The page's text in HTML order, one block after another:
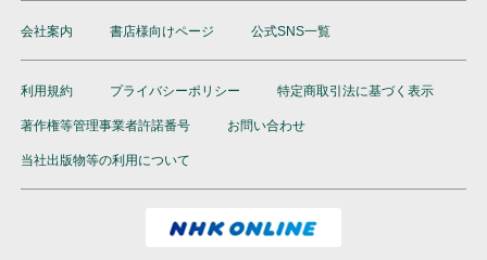
会社案内 書店様向けページ 公式SNS一覧
利用規約 プライバシーポリシー 特定商取引法に基づく表示
著作権等管理事業者許諾番号 お問い合わせ
当社出版物等の利用について